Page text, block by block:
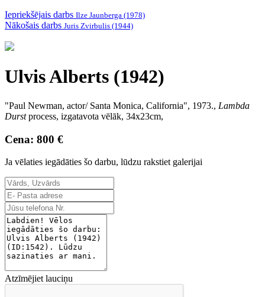
Iepriekšējais darbs Ilze Jaunberga (1978)
Nākošais darbs Juris Zvirbulis (1944)
Ulvis Alberts (1942)
"Paul Newman, actor/ Santa Monica, California", 1973., Lambda
Durstprocess, izgatavota vēlāk, 34x23cm,
Cena: 800 €
Ja vēlaties iegādāties šo darbu, lūdzu rakstiet galerijai
Atzīmējiet lauciņu